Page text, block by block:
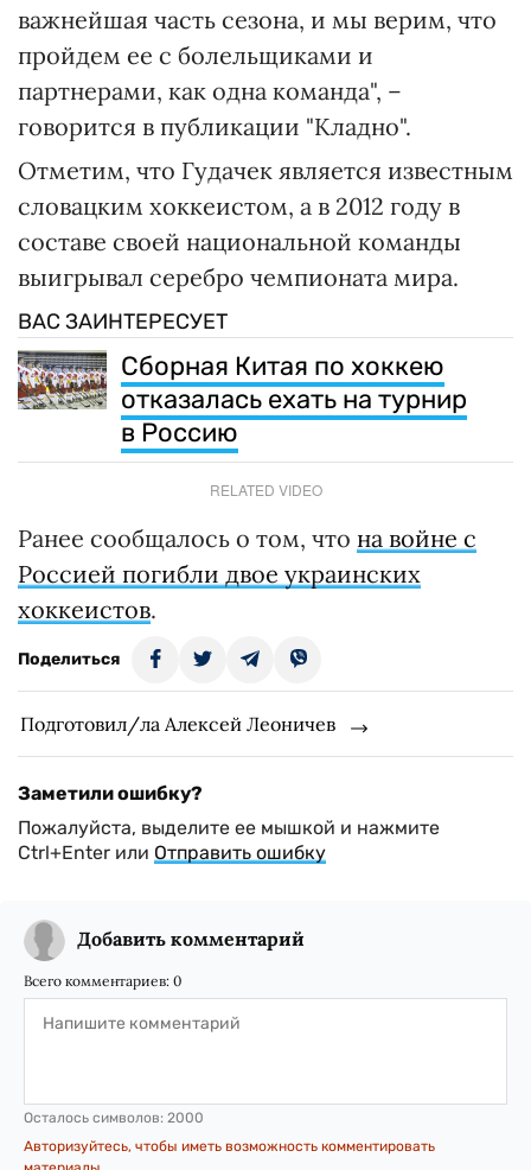
важнейшая часть сезона, и мы верим, что
пройдем ее с болельщиками и
партнерами, как одна команда", –
говорится в публикации "Кладно".
Отметим, что Гудачек является известным
словацким хоккеистом, а в 2012 году в
составе своей национальной команды
выигрывал серебро чемпионата мира.
ВАС ЗАИНТЕРЕСУЕТ
Сборная Китая по хоккею
отказалась ехать на турнир
в Россию
RELATED VIDEO
Ранее сообщалось о том, что на войне с
Россией погибли двое украинских
хоккеистов.
Поделиться
Подготовил/ла Алексей Леоничев
Заметили ошибку?
Пожалуйста, выделите ее мышкой и нажмите
Ctrl+Enter или Отправить ошибку
Добавить комментарий
Всего комментариев: 0
Осталось символов: 2000
Авторизуйтесь, чтобы иметь возможность комментировать